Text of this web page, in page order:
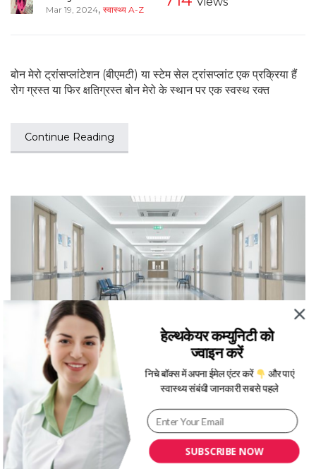
Mar 19, 2024, स्वास्थ्य A-Z
बोन मेरो ट्रांसप्लांटेशन (बीएमटी) या स्टेम सेल ट्रांसप्लांट एक प्रक्रिया हैं
रोग ग्रस्त या फिर क्षतिग्रस्त बोन मेरो के स्थान पर एक स्वस्थ रक्त
Continue Reading
भारत के टॉप 10 न्यूरोसर्जरी अस्पताल
(Top 10 Neurosurgery
Hospitals in India)
SUBSCRIBE NOW
हेल्थकेयर कम्युनिटी को
ज्वाइन करें
निचे बॉक्स में अपना ईमेल एंटर करें
और पाएं
स्वास्थ्य संबंधी जानकारी सबसे पहले